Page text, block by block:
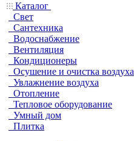
Каталог
Свет
Сантехника
Водоснабжение
Вентиляция
Кондиционеры
Осушение и очистка воздуха
Увлажнение воздуха
Отопление
Тепловое оборудование
Умный дом
Плитка